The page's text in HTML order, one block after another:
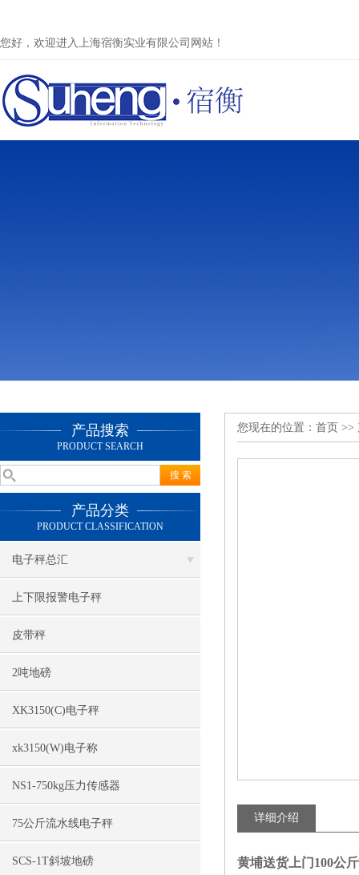
您好，欢迎进入上海宿衡实业有限公司网站！
产品搜索
PRODUCT SEARCH
产品分类
PRODUCT CLASSIFICATION
电子秤总汇
上下限报警电子秤
皮带秤
2吨地磅
XK3150(C)电子秤
xk3150(W)电子称
NS1-750kg压力传感器
75公斤流水线电子秤
SCS-1T斜坡地磅
您现在的位置： 首页 >>
详细介绍
黄埔送货上门100公